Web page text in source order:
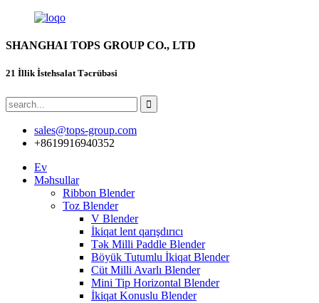
SHANGHAI TOPS GROUP CO., LTD
21 İllik İstehsalat Təcrübəsi
sales@tops-group.com
+8619916940352
Ev
Məhsullar
Ribbon Blender
Toz Blender
V Blender
İkiqat lent qarışdırıcı
Tək Milli Paddle Blender
Böyük Tutumlu İkiqat Blender
Cüt Milli Avarlı Blender
Mini Tip Horizontal Blender
İkiqat Konuslu Blender